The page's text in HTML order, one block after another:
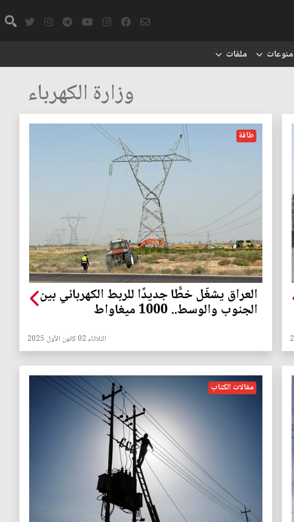
منوعات ملفات
وزارة الكهرباء
طاقة
العراق يشغّل خطًّا جديدًا للربط الكهربائي بين
الجنوب والوسط.. 1000 ميغاواط
الثلاثاء 02 كانون الأول 2025
مقالات الكتاب